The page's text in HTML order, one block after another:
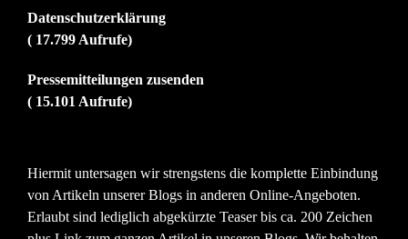
Datenschutzerklärung
( 17.799 Aufrufe)
Pressemitteilungen zusenden
( 15.101 Aufrufe)
Hiermit untersagen wir strengstens die komplette Einbindung
von Artikeln unserer Blogs in anderen Online-Angeboten.
Erlaubt sind lediglich abgekürzte Teaser bis ca. 200 Zeichen